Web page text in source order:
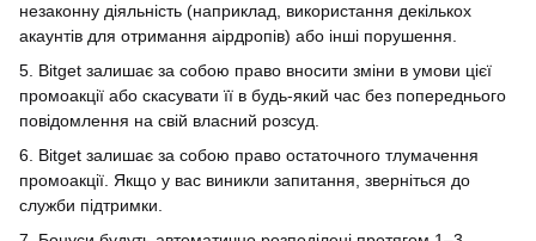
незаконну діяльність (наприклад, використання декількох
акаунтів для отримання аірдропів) або інші порушення.
5. Bitget залишає за собою право вносити зміни в умови цієї
промоакції або скасувати її в будь-який час без попереднього
повідомлення на свій власний розсуд.
6. Bitget залишає за собою право остаточного тлумачення
промоакції. Якщо у вас виникли запитання, зверніться до
служби підтримки.